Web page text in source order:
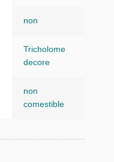
non
Tricholome
decore
non
comestible